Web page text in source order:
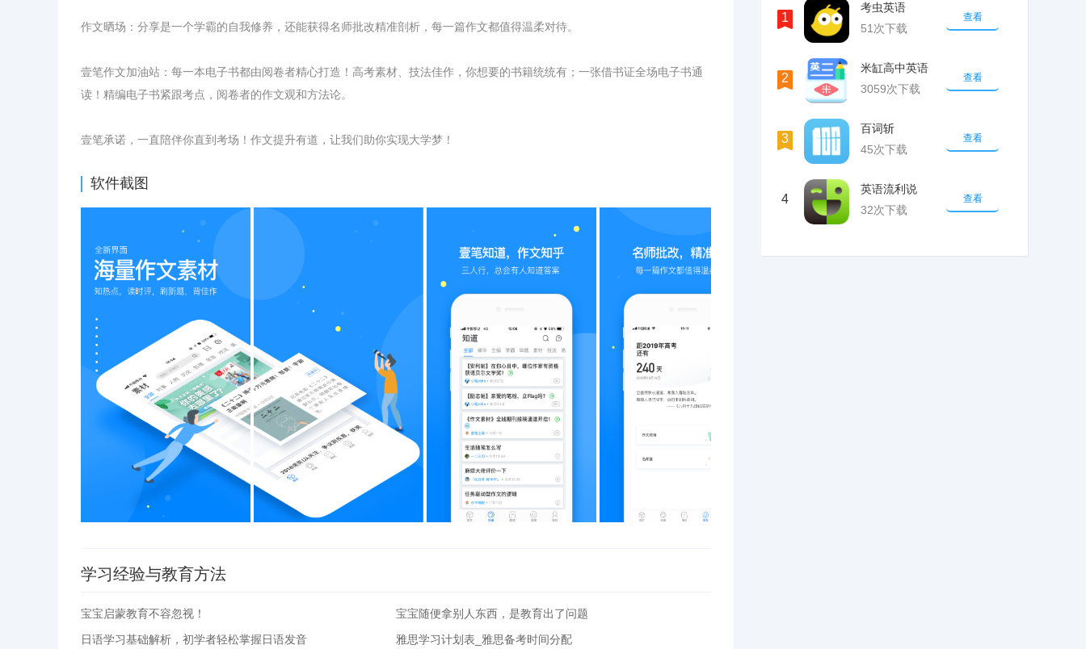
作文晒场：分享是一个学霸的自我修养，还能获得名师批改精准剖析，每一篇作文都值得温柔对待。
壹笔作文加油站：每一本电子书都由阅卷者精心打造！高考素材、技法佳作，你想要的书籍统统有；一张借书证全场电子书通
读！精编电子书紧跟考点，阅卷者的作文观和方法论。
壹笔承诺，一直陪伴你直到考场！作文提升有道，让我们助你实现大学梦！
软件截图
学习经验与教育方法
宝宝启蒙教育不容忽视！
宝宝随便拿别人东西，是教育出了问题
日语学习基础解析，初学者轻松掌握日语发音
雅思学习计划表_雅思备考时间分配
1
考虫英语
51次下载
查看
2
米缸高中英语
3059次下载
查看
3
百词斩
45次下载
查看
4
英语流利说
32次下载
查看